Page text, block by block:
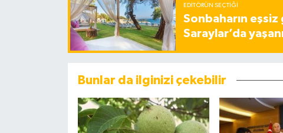
EDITÖRÜN SEÇTIĞI
Sonbaharın
Saraylar’da
Bunlar da ilginizi çekebilir